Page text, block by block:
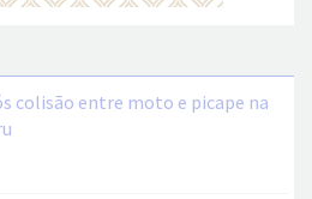
colisão entre moto e picape na